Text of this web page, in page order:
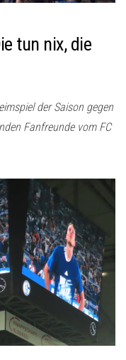
tun nix, die
der Saison gegen
Fanfreunde vom FC